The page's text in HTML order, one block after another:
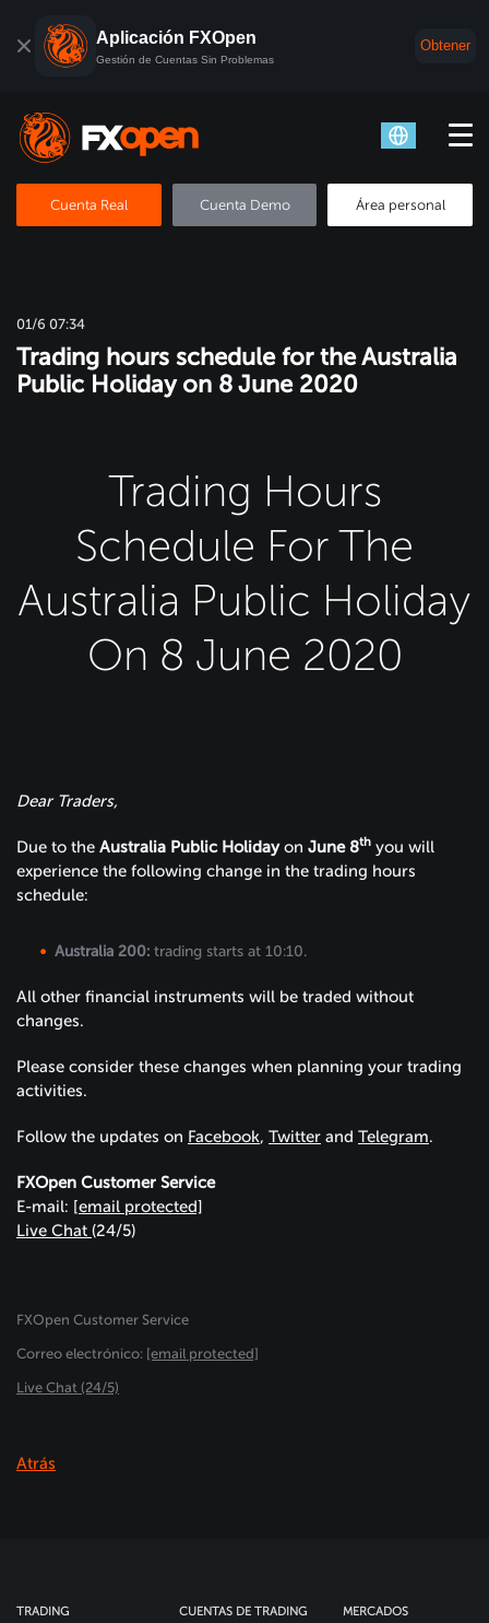
Aplicación FXOpen
Gestión de Cuentas Sin Problemas
Obtener
Cuenta Real Cuenta Demo Área personal
01/6 07:34
Trading hours schedule for the Australia
Public Holiday on 8 June 2020
Trading Hours
Schedule For The
Australia Public Holiday
On 8 June 2020
Dear Traders,
Due to the Australia Public Holidayon June 8th you will
experience the following change in the trading hours
schedule:
Australia 200: trading starts at 10:10.
All other financial instruments will be traded without
changes.
Please consider these changes when planning your trading
activities.
Follow the updates on Facebook, Twitter and Telegram.
FXOpen Customer Service
E-mail: [email protected]
Live Chat (24/5)
FXOpen Customer Service
Сorreo electrónico: [email protected]
Live Chat (24/5)
Atrás
TRADING CUENTAS DE TRADING MERCADOS